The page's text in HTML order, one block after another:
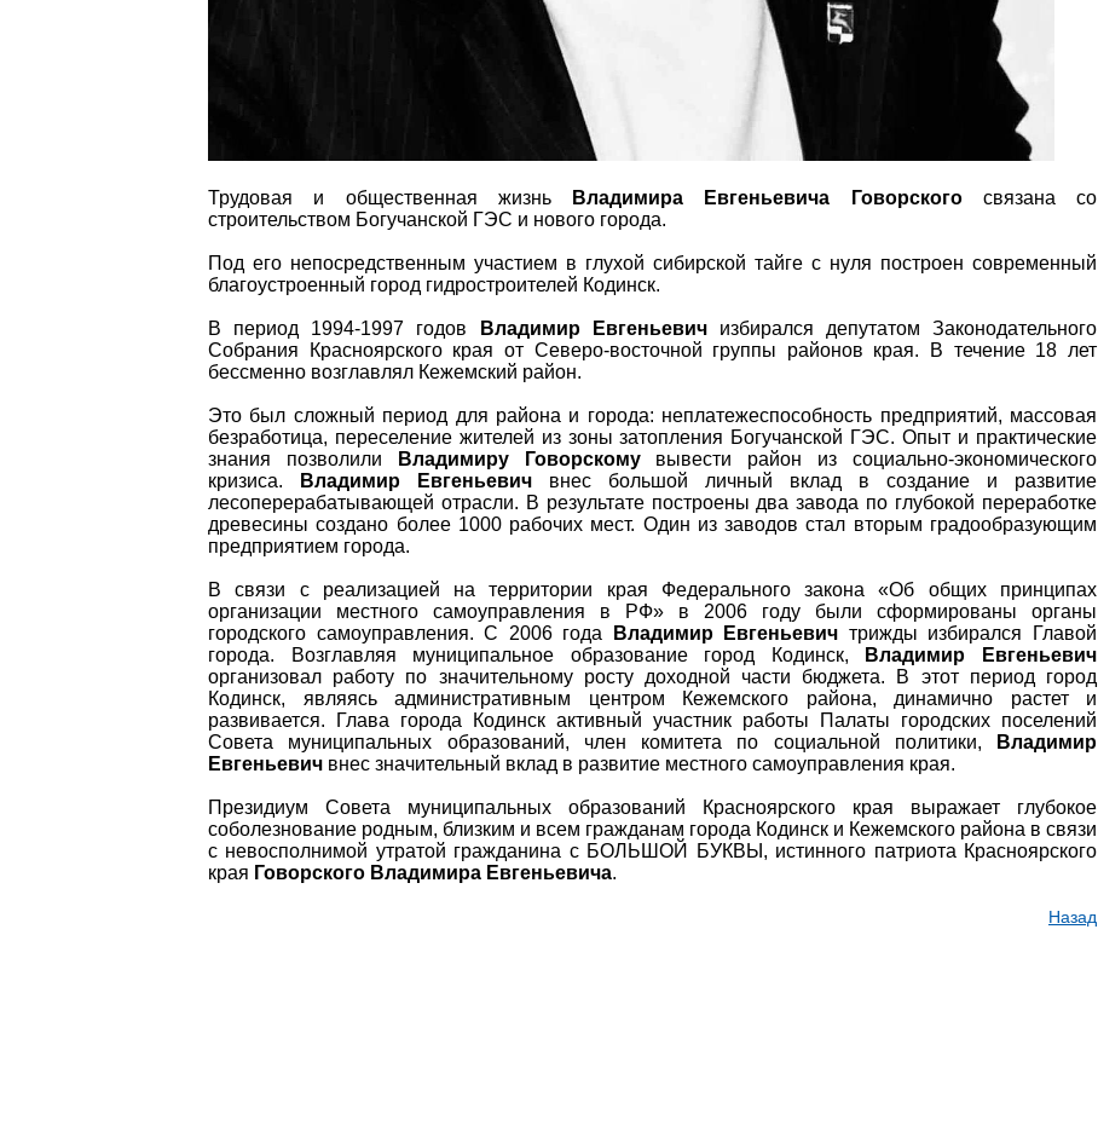
Трудовая и общественная жизнь Владимира Евгеньевича Говорскогосвязана со
строительством Богучанской ГЭС и нового города.
Под его непосредственным участием в глухой сибирской тайге с нуля построен современный
благоустроенный город гидростроителей Кодинск.
В период 1994-1997 годов Владимир Евгеньевичизбирался депутатом Законодательного
Собрания Красноярского края от Северо-восточной группы районов края. В течение 18 лет
бессменно возглавлял Кежемский район.
Это был сложный период для района и города: неплатежеспособность предприятий, массовая
безработица, переселение жителей из зоны затопления Богучанской ГЭС. Опыт и практические
знания позволили
Владимиру Говорскомувывести район из социально-экономического
кризиса.
Владимир Евгеньевич внес большой личный вклад в создание и развитие
лесоперерабатывающей отрасли. В результате построены два завода по глубокой переработке
древесины создано более 1000 рабочих мест. Один из заводов стал вторым градообразующим
предприятием города.
В связи с реализацией на территории края Федерального закона «Об общих принципах
организации местного самоуправления в РФ» в 2006 году были сформированы органы
городского самоуправления. С 2006 года
Владимир Евгеньевич трижды избирался Главой
города. Возглавляя муниципальное образование город Кодинск,
Владимир Евгеньевич
организовал работу по значительному росту доходной части бюджета. В этот период город
Кодинск, являясь административным центром Кежемского района, динамично растет и
развивается. Глава города Кодинск активный участник работы Палаты городских поселений
Совета муниципальных образований, член комитета по социальной политики,
Владимир
Евгеньевич внес значительный вклад в развитие местного самоуправления края.
Президиум Совета муниципальных образований Красноярского края выражает глубокое
соболезнование родным, близким и всем гражданам города Кодинск и Кежемского района в связи
с невосполнимой утратой гражданина с БОЛЬШОЙ БУКВЫ, истинного патриота Красноярского
края Говорского Владимира Евгеньевича.
Назад